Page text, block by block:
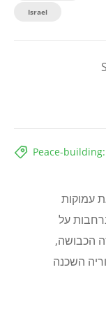
Israel
Peace-
עמוקות
על
הכבושה,
השכנה